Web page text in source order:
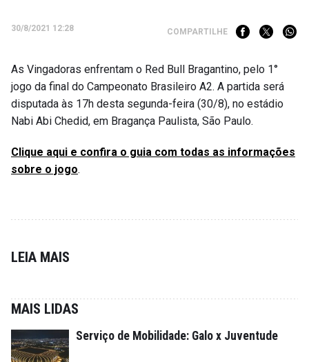
30/8/2021 12:28 COMPARTILHE
As Vingadoras enfrentam o Red Bull Bragantino, pelo 1°
jogo da final do Campeonato Brasileiro A2. A partida será
disputada às 17h desta segunda-feira (30/8), no estádio
Nabi Abi Chedid, em Bragança Paulista, São Paulo.
Clique aqui e confira o guia com todas as informações
sobre o jogo.
LEIA MAIS
MAIS LIDAS
Serviço de Mobilidade: Galo x Juventude